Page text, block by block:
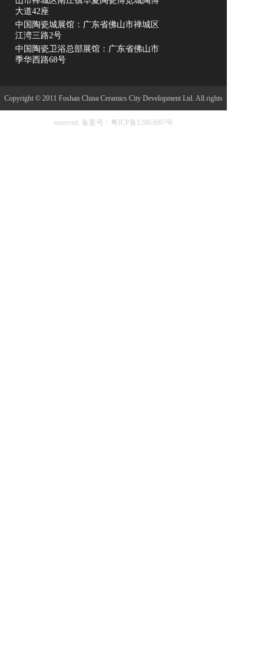
大道42座
中国陶瓷城展馆：广东省佛山市禅城区
江湾三路2号
中国陶瓷卫浴总部展馆：广东省佛山市
季华西路68号
Copyright © 2011 Foshan China Ceramics City Development Ltd. All rights
reserved. 备案号：粤ICP备12003697号